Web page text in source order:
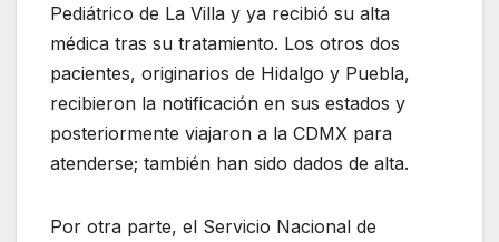
Pediátrico de La Villa y ya recibió su alta
médica tras su tratamiento. Los otros dos
pacientes, originarios de Hidalgo y Puebla,
recibieron la notificación en sus estados y
posteriormente viajaron a la CDMX para
atenderse; también han sido dados de alta.
Por otra parte, el Servicio Nacional de